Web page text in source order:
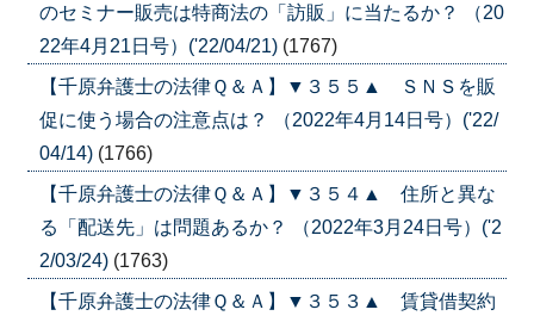
のセミナー販売は特商法の「訪販」に当たるか？ （20
22年4月21日号）('22/04/21) (1767)
【千原弁護士の法律Ｑ＆Ａ】▼３５５▲ ＳＮＳを販
促に使う場合の注意点は？ （2022年4月14日号）('22/
04/14) (1766)
【千原弁護士の法律Ｑ＆Ａ】▼３５４▲ 住所と異な
る「配送先」は問題あるか？ （2022年3月24日号）('2
2/03/24) (1763)
【千原弁護士の法律Ｑ＆Ａ】▼３５３▲ 賃貸借契約